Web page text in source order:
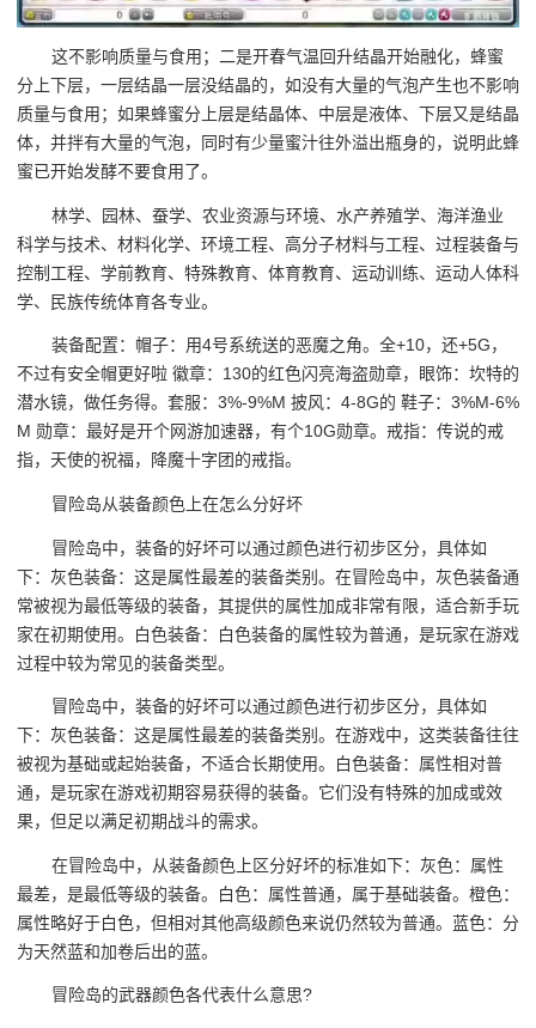
这不影响质量与食用；二是开春气温回升结晶开始融化，蜂蜜
分上下层，一层结晶一层没结晶的，如没有大量的气泡产生也不影响
质量与食用；如果蜂蜜分上层是结晶体、中层是液体、下层又是结晶
体，并拌有大量的气泡，同时有少量蜜汁往外溢出瓶身的，说明此蜂
蜜已开始发酵不要食用了。
林学、园林、蚕学、农业资源与环境、水产养殖学、海洋渔业
科学与技术、材料化学、环境工程、高分子材料与工程、过程装备与
控制工程、学前教育、特殊教育、体育教育、运动训练、运动人体科
学、民族传统体育各专业。
装备配置：帽子：用4号系统送的恶魔之角。全+10，还+5G，
不过有安全帽更好啦 徽章：130的红色闪亮海盗勋章，眼饰：坎特的
潜水镜，做任务得。套服：3%-9%M 披风：4-8G的 鞋子：3%M-6%
M 勋章：最好是开个网游加速器，有个10G勋章。戒指：传说的戒
指，天使的祝福，降魔十字团的戒指。
冒险岛从装备颜色上在怎么分好坏
冒险岛中，装备的好坏可以通过颜色进行初步区分，具体如
下：灰色装备：这是属性最差的装备类别。在冒险岛中，灰色装备通
常被视为最低等级的装备，其提供的属性加成非常有限，适合新手玩
家在初期使用。白色装备：白色装备的属性较为普通，是玩家在游戏
过程中较为常见的装备类型。
冒险岛中，装备的好坏可以通过颜色进行初步区分，具体如
下：灰色装备：这是属性最差的装备类别。在游戏中，这类装备往往
被视为基础或起始装备，不适合长期使用。白色装备：属性相对普
通，是玩家在游戏初期容易获得的装备。它们没有特殊的加成或效
果，但足以满足初期战斗的需求。
在冒险岛中，从装备颜色上区分好坏的标准如下：灰色：属性
最差，是最低等级的装备。白色：属性普通，属于基础装备。橙色：
属性略好于白色，但相对其他高级颜色来说仍然较为普通。蓝色：分
为天然蓝和加卷后出的蓝。
冒险岛的武器颜色各代表什么意思?